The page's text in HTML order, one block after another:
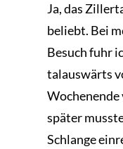
Ja, das
beliebt. Bei
Besuch fuhr
talauswärts
Wochenende
später
Schlange